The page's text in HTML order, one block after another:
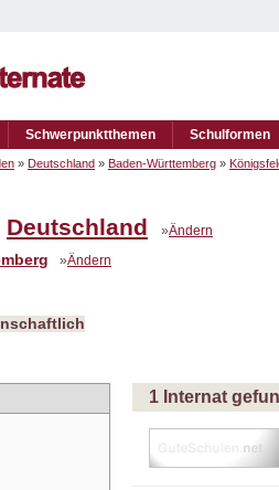
Schwerpunktthemen Schulformen
» Deutschland » Baden-Württemberg »
Deutschland »Ändern
»Ändern
1 Internat